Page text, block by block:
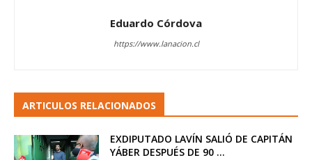
Eduardo Córdova
https://www.lanacion.cl
ARTICULOS RELACIONADOS
EXDIPUTADO LAVÍN SALIÓ DE CAPITÁN
YÁBER DESPUÉS DE 90 ...